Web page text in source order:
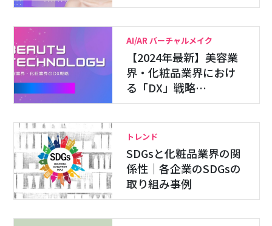
AI/AR バーチャルメイク
【2024年最新】美容業
界・化粧品業界におけ
る「DX」戦略…
トレンド
SDGsと化粧品業界の関
係性｜各企業のSDGsの
取り組み事例